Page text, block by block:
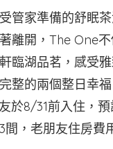
管家準備的舒眠
離開，The One
臨湖品茗，感受
整的兩個整日幸
於8/31前入住，
間，老朋友住房費